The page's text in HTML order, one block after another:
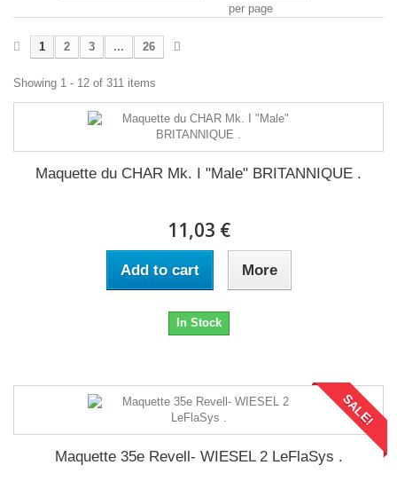
per page
1 2 3 ... 26
Showing 1 - 12 of 311 items
Maquette du CHAR Mk. I "Male" BRITANNIQUE .
11,03 €
Add to cart More
In Stock
SALE!
Maquette 35e Revell- WIESEL 2 LeFlaSys .